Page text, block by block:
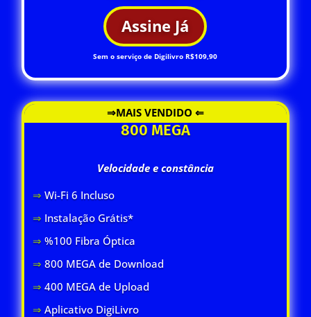
Assine Já
Sem o serviço de Digilivro R$109,90
⇒MAIS VENDIDO ⇐
800 MEGA
Velocidade e constância
⇒ Wi-Fi 6 Incluso
⇒ Instalação Grátis*
⇒ %100 Fibra Óptica
⇒ 800 MEGA de Download
⇒400 MEGA de Upload
⇒Aplicativo DigiLivro